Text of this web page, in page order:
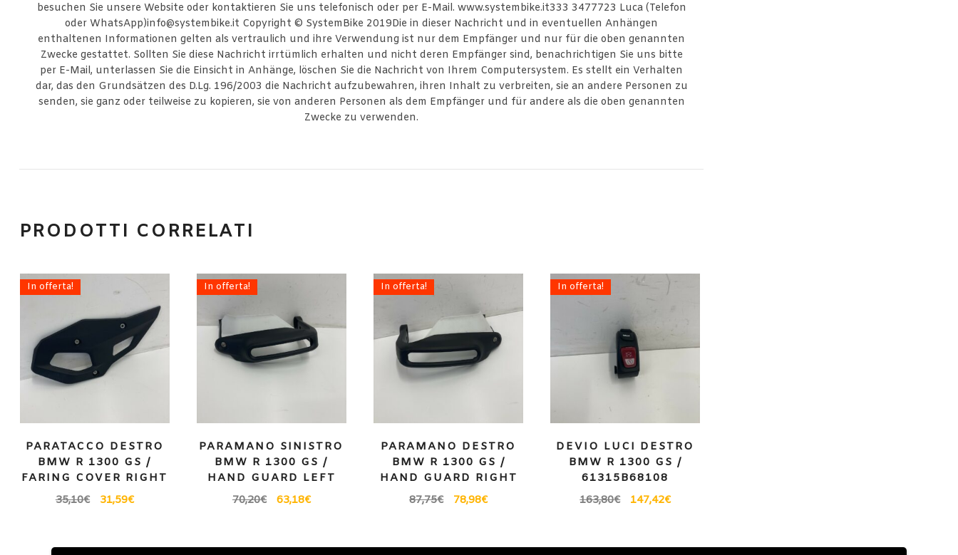
besuchen Sie unsere Website oder kontaktieren Sie uns telefonisch oder per E-Mail. www.systembike.it333 3477723 Luca (Telefon
oder WhatsApp)info@systembike.it Copyright © SystemBike 2019Die in dieser Nachricht und in eventuellen Anhängen
enthaltenen Informationen gelten als vertraulich und ihre Verwendung ist nur dem Empfänger und nur für die oben genannten
Zwecke gestattet. Sollten Sie diese Nachricht irrtümlich erhalten und nicht deren Empfänger sind, benachrichtigen Sie uns bitte
per E-Mail, unterlassen Sie die Einsicht in Anhänge, löschen Sie die Nachricht von Ihrem Computersystem. Es stellt ein Verhalten
dar, das den Grundsätzen des D.Lg. 196/2003 die Nachricht aufzubewahren, ihren Inhalt zu verbreiten, sie an andere Personen zu
senden, sie ganz oder teilweise zu kopieren, sie von anderen Personen als dem Empfänger und für andere als die oben genannten
Zwecke zu verwenden.
PRODOTTI CORRELATI
In offerta!
PARATACCO DESTRO
BMW R 1300 GS /
FARING COVER RIGHT
35,10€ 31,59€
In offerta!
PARAMANO SINISTRO
BMW R 1300 GS /
HAND GUARD LEFT
70,20€ 63,18€
In offerta!
PARAMANO DESTRO
BMW R 1300 GS /
HAND GUARD RIGHT
87,75€ 78,98€
In offerta!
DEVIO LUCI DESTRO
BMW R 1300 GS /
61315B68108
163,80€ 147,42€